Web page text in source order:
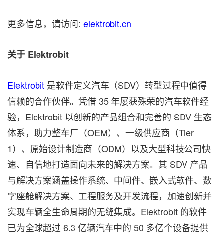
更多信息，请访问: elektrobit.cn
关于 Elektrobit
Elektrobit 是软件定义汽车（SDV）转型过程中值得
信赖的合作伙伴。凭借 35 年屡获殊荣的汽车软件经
验，Elektrobit 以创新的产品组合和完善的 SDV 生态
体系，助力整车厂（OEM）、一级供应商（Tier
1）、原始设计制造商（ODM）以及大型科技公司快
速、自信地打造面向未来的解决方案。其 SDV 产品
与解决方案涵盖操作系统、中间件、嵌入式软件、数
字座舱解决方案、工程服务及开发流程，加速创新并
实现车辆全生命周期的无缝集成。Elektrobit 的软件
已为全球超过 6.3 亿辆汽车中的 50 多亿个设备提供